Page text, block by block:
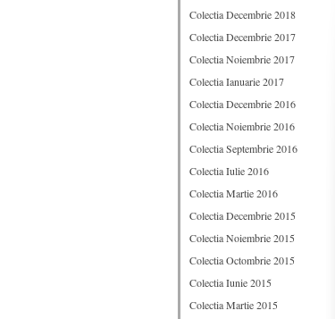
Colectia Decembrie 2018
Colectia Decembrie 2017
Colectia Noiembrie 2017
Colectia Ianuarie 2017
Colectia Decembrie 2016
Colectia Noiembrie 2016
Colectia Septembrie 2016
Colectia Iulie 2016
Colectia Martie 2016
Colectia Decembrie 2015
Colectia Noiembrie 2015
Colectia Octombrie 2015
Colectia Iunie 2015
Colectia Martie 2015